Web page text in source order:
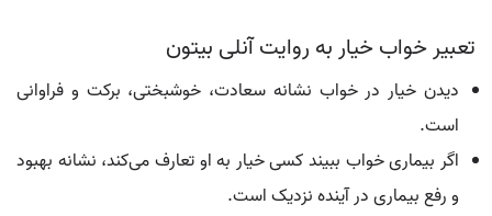
تعبیر خواب خیار به روایت آنلی بیتون
دیدن خیار در خواب نشانه سعادت، خوشبختی، برکت و فراوانی
است.
اگر بیماری خواب ببیند کسی خیار به او تعارف می‌کند، نشانه بهبود
و رفع بیماری در آینده نزدیک است.